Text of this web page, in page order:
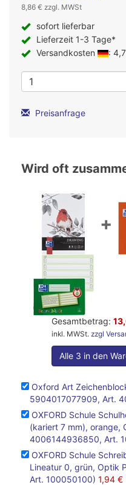
8,86 € zzgl. MWSt
sofort lieferbar
Lieferzeit 1-3 Tage*
Versandkosten
:
Preisanfrage
Wird oft
+
Gesamtbetrag:
inkl. MWSt. zzgl
Alle 3 in den
Oxford Art
5904017077909, Art.
OXFORD Schule
(kariert 7 mm), orange,
4006144936850, Art.
OXFORD Schule
Lineatur 0, grün, Optik
Art. 100050100) 1,94 €